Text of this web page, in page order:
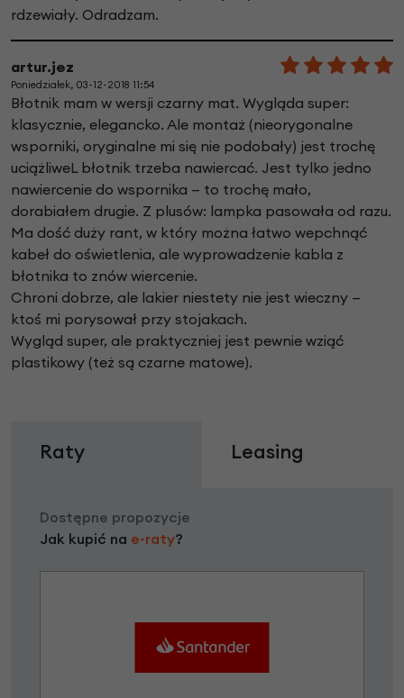
rdzewiały. Odradzam.
artur.jez
Poniedziałek, 03-12-2018 11:54
Błotnik mam w wersji czarny mat. Wygląda super:
klasycznie, elegancko. Ale montaż (nieorygonalne
wsporniki, oryginalne mi się nie podobały) jest trochę
uciążliweL błotnik trzeba nawiercać. Jest tylko jedno
nawiercenie do wspornika — to trochę mało,
dorabiałem drugie. Z plusów: lampka pasowała od razu.
Ma dość duży rant, w który można łatwo wepchnąć
kabeł do oświetlenia, ale wyprowadzenie kabla z
błotnika to znów wiercenie.
Chroni dobrze, ale lakier niestety nie jest wieczny —
ktoś mi porysował przy stojakach.
Wygląd super, ale praktyczniej jest pewnie wziąć
plastikowy (też są czarne matowe).
Raty Leasing
Dostępne propozycje
Jak kupić na e-raty?